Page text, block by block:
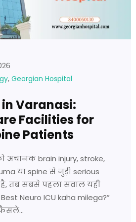
, Georgian Hospital
in Varanasi:
Facilities for
Patients
brain injury, stroke,
या spine से जुड़ी serious
है, तब सबसे पहला सवाल यही
Neuro ICU kaha milega?”